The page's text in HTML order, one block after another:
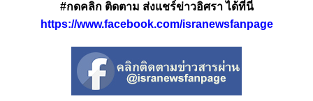
#กดคลิก ติดตาม ส่งแชร์ข่าวอิศรา ได้ที่นี่
https://www.facebook.com/isranewsfanpage